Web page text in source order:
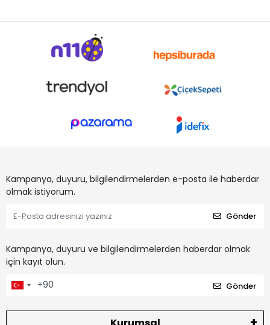
Kampanya, duyuru, bilgilendirmelerden e-posta ile haberdar
olmak istiyorum.
Gönder
Kampanya, duyuru ve bilgilendirmelerden haberdar olmak
için kayıt olun.
Gönder